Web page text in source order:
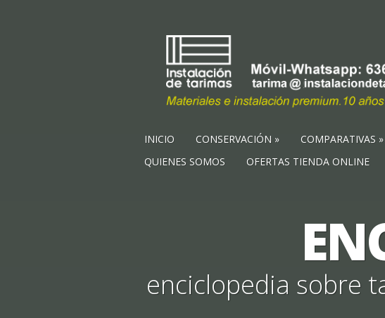
INICIO CONSERVACIÓN COMPARATIVAS
QUIENES SOMOS
OFERTAS TIENDA ONLINE
enciclopedia sobre